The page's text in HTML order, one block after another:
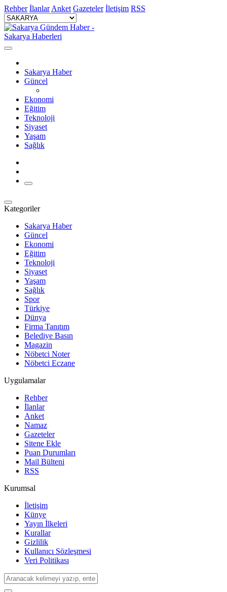
Rehber İlanlar Anket Gazeteler İletişim RSS
Sakarya Haber
Güncel
Ekonomi
Eğitim
Teknoloji
Siyaset
Yaşam
Sağlık
Kategoriler
Sakarya Haber
Güncel
Ekonomi
Eğitim
Teknoloji
Siyaset
Yaşam
Sağlık
Spor
Türkiye
Dünya
Firma Tanıtım
Belediye Basın
Magazin
Nöbetci Noter
Nöbetci Eczane
Uygulamalar
Rehber
İlanlar
Anket
Namaz
Gazeteler
Sitene Ekle
Puan Durumları
Mail Bülteni
RSS
Kurumsal
İletişim
Künye
Yayın İlkeleri
Kurallar
Gizlilik
Kullanıcı Sözleşmesi
Veri Politikası